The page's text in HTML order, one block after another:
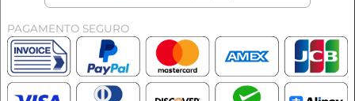
PAGAMENTO SEGURO